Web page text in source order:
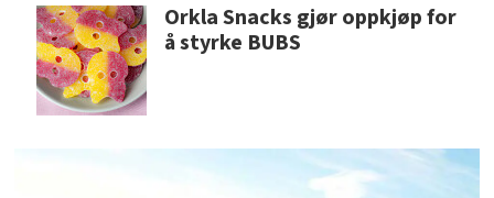
Orkla Snacks gjør oppkjøp for
å styrke BUBS